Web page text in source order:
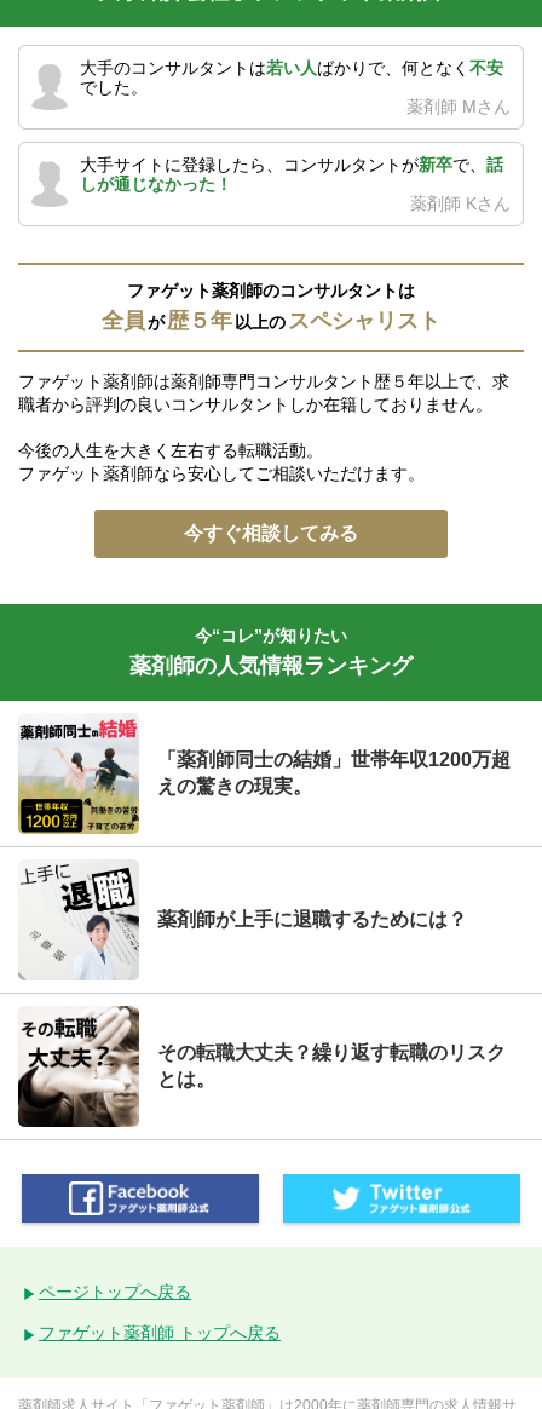
大手のコンサルタントは若い人ばかりで、何となく 不安
でした。
薬剤師 Mさん
大手サイトに登録したら、コンサルタントが新卒で、 話
しが通じなかった！
薬剤師 Kさん
ファゲット薬剤師のコンサルタントは
全員が歴５年以上のスペシャリスト
ファゲット薬剤師は薬剤師専門コンサルタント歴５年以上で、求
職者から評判の良いコンサルタントしか在籍しておりません。
今後の人生を大きく左右する転職活動。
ファゲット薬剤師なら安心してご相談いただけます。
今すぐ相談してみる
今“コレ”が知りたい
薬剤師の人気情報ランキング
「薬剤師同士の結婚」世帯年収1200万超
えの驚きの現実。
薬剤師が上手に退職するためには？
その転職大丈夫？繰り返す転職のリスク
とは。
ページトップへ戻る
ファゲット薬剤師 トップへ戻る